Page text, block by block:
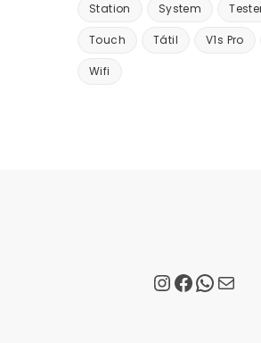
Station System
Touch Tátil V1s Pro
Wifi